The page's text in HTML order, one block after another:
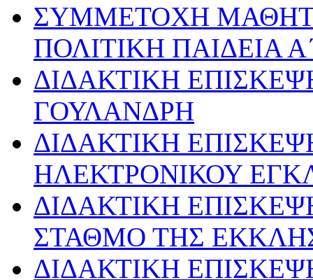
ΣΥΜΜΕΤΟΧΗ
ΠΟΛΙΤΙΚΗ ΠΑΙΔΕΙΑ
ΔΙΔΑΚΤΙΚΗ
ΓΟΥΛΑΝΔΡΗ
ΔΙΔΑΚΤΙΚΗ
ΗΛΕΚΤΡΟΝΙΚΟΥ
ΔΙΔΑΚΤΙΚΗ
ΣΤΑΘΜΟ ΤΗΣ
ΔΙΔΑΚΤΙΚΗ